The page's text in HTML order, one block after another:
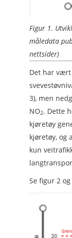
Figur 1.
måledata
nettsider)
Det har vært
3), men
NO2. Dette
kjøretøy
kjøretøy, og
kun
Se figur 2 og